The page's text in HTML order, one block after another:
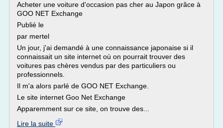
Acheter une voiture d'occasion pas cher au Japon grâce à
GOO NET Exchange
Publié le
par mertel
Un jour, j'ai demandé à une connaissance japonaise si il
connaissait un site internet où on pourrait trouver des
voitures pas chères vendus par des particuliers ou
professionnels.
Il m'a alors parlé de GOO NET Exchange.
Le site internet Goo Net Exchange
Apparemment sur ce site, on trouve des...
Lire la suite